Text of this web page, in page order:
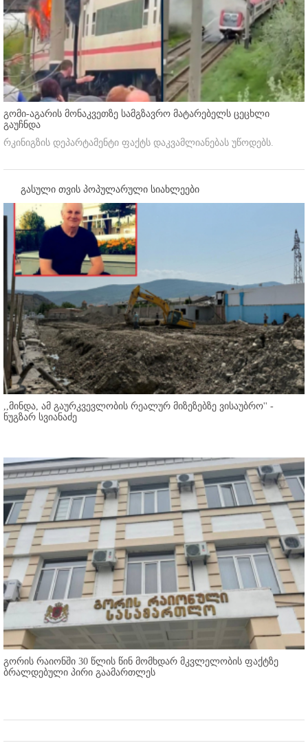
გომი-აგარის მონაკვეთზე სამგზავრო მატარებელს ცეცხლი
გაუჩნდა
რკინიგზის დეპარტამენტი ფაქტს დაკვამლიანებას უწოდებს.
გასული თვის პოპულარული სიახლეები
,,მინდა, ამ გაურკვევლობის რეალურ მიზეზებზე ვისაუბრო'' -
ნუგზარ სვიანაძე
გორის რაიონში 30 წლის წინ მომხდარ მკვლელობის ფაქტზე
ბრალდებული პირი გაამართლეს